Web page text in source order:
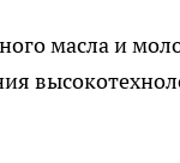
масла и